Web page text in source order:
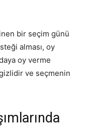
bir seçim günü
alması, oy
oy verme
ve seçmenin